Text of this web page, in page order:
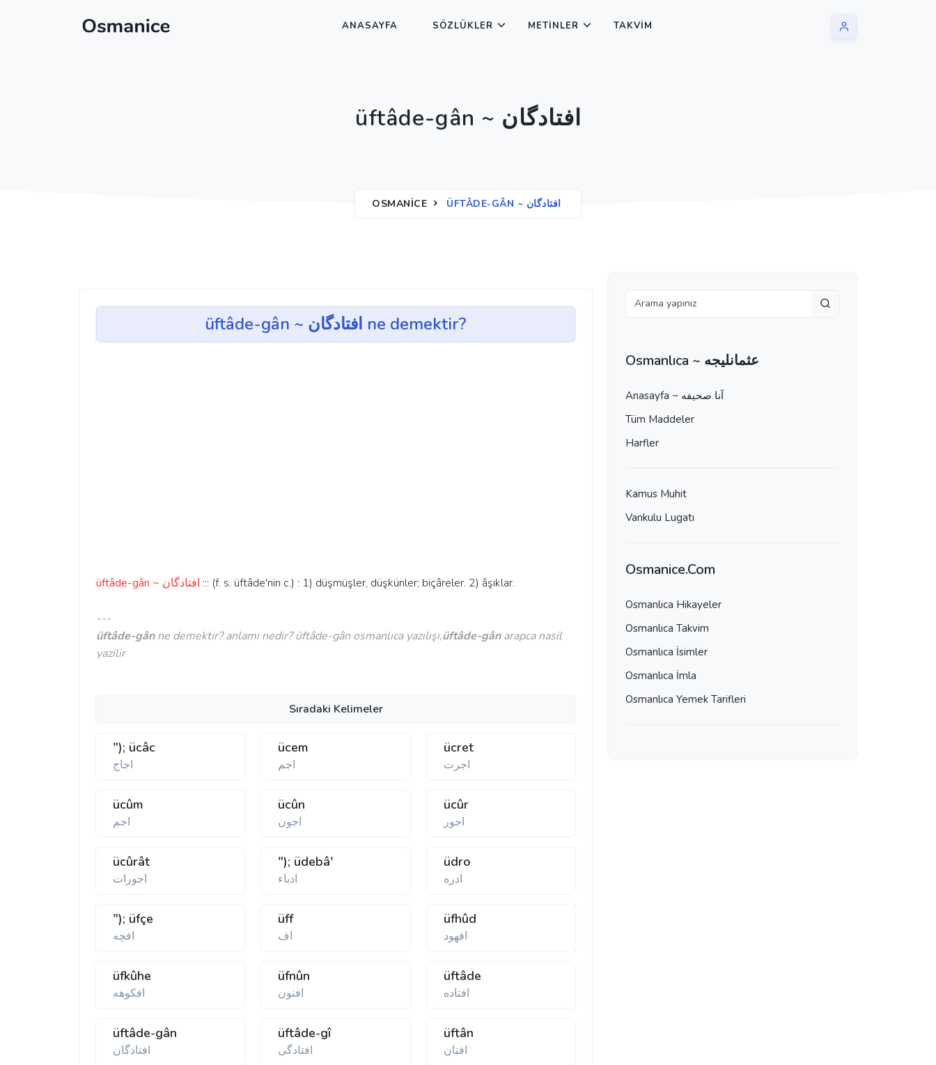
ANASAYFA SÖZLÜKLER METINLER TAKVIM
üftâde-gân ~ افتادگان
OSMANICE ÜFTÂDE-GÂN ~ افتادگان
üftâde-gân ~ افتادگان ne demektir?
üftâde-gân ~ افتادگان ::: (f. s. üftâde'nin c.) : 1) düşmüşler, düşkünler; biçâreler. 2) âşıklar.
---
üftâde-gânne demektir? anlamı nedir? üftâde-gân osmanlıca yazılışı,üftâde-gânarapca nasil
yazilir
Sıradaki Kelimeler
"); ücâc
اجاج
ücem
اجم
ücret
اجرت
ücûm
اجم
ücûn
اجون
ücûr
اجور
ücûrât
اجورات
"); üdebâ'
ادباء
üdro
ادره
"); üfçe
افچه
üff
اف
üfhûd
افهود
üfkûhe
افکوهه
üfnûn
افنون
üftâde
افتاده
üftâde-gân
افتادگان
üftâde-gî
افتادگی
üftân
افتان
Osmanlıca ~ عثمانليجه
Anasayfa ~ آنا صحيفه
Tüm Maddeler
Harfler
Kamus Muhit
Vankulu Lugatı
Osmanice.Com
Osmanlıca Hikayeler
Osmanlıca Takvim
Osmanlıca İsimler
Osmanlıca İmla
Osmanlıca Yemek Tarifleri